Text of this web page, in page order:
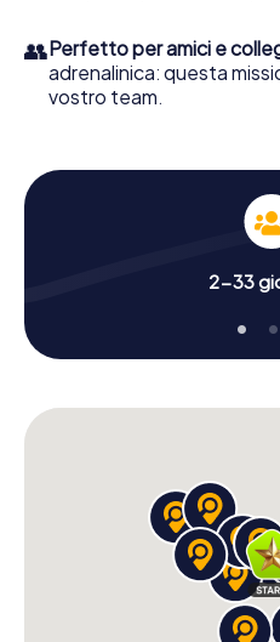
👥Perfetto per amici e
adrenalinica: questa
vostro team.
2-33